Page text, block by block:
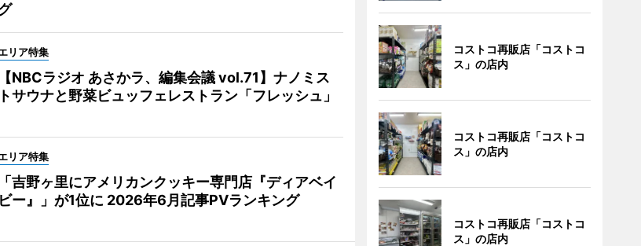
リア特集
【NBCラジオ あさかラ、編集会議 vol.71】ナノミス
トサウナと野菜ビュッフェレストラン「フレッシュ」
リア特集
「吉野ヶ里にアメリカンクッキー専門店『ディアベイ
ビー』」が1位に 2026年6月記事PVランキング
コストコ再販店「コストコ
ス」の店内
コストコ再販店「コストコ
ス」の店内
コストコ再販店「コストコ
ス」の店内